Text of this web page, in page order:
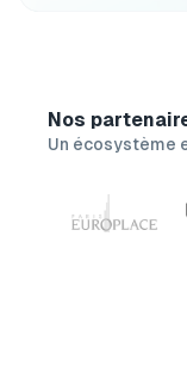
Nos
Un écosystème